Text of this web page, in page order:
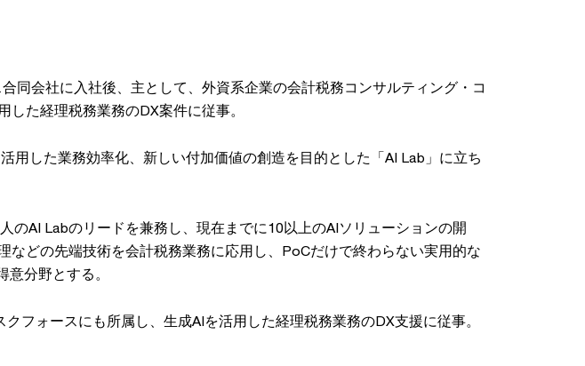
同会社に入社後、主として、外資系企業の会計税務コンサルティング・コ
た経理税務業務のDX案件に従事。
用した業務効率化、新しい付加価値の創造を目的とした「AI Lab」に立ち
のAI Labのリードを兼務し、現在までに10以上のAIソリューションの開
などの先端技術を会計税務業務に応用し、PoCだけで終わらない実用的な
分野とする。
フォースにも所属し、生成AIを活用した経理税務業務のDX支援に従事。